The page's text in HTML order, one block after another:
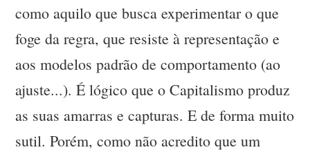
como aquilo que busca experimentar o que
foge da regra, que resiste à representação e
aos modelos padrão de comportamento (ao
ajuste...). É lógico que o Capitalismo produz
as suas amarras e capturas. E de forma muito
sutil. Porém, como não acredito que um